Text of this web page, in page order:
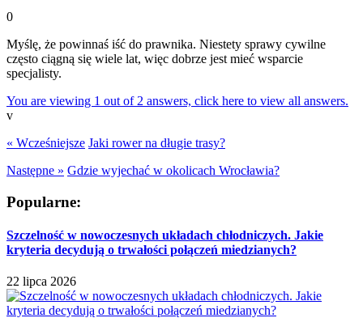
0
Myślę, że powinnaś iść do prawnika. Niestety sprawy cywilne
często ciągną się wiele lat, więc dobrze jest mieć wsparcie
specjalisty.
You are viewing 1 out of 2 answers, click here to view all answers.
v
« Wcześniejsze Jaki rower na długie trasy?
Następne » Gdzie wyjechać w okolicach Wrocławia?
Popularne:
Szczelność w nowoczesnych układach chłodniczych. Jakie
kryteria decydują o trwałości połączeń miedzianych?
22 lipca 2026